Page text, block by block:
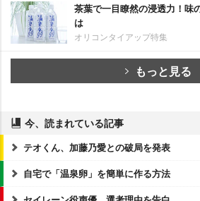
茶葉で一目瞭然の浸透力！味
は
オリコンタイアップ特集
もっと見る
今、読まれている記事
テオくん、加藤乃愛との破局を発表
自宅で「温泉卵」を簡単に作る方法